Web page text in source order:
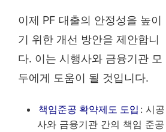
이제 PF 대출의 안정성을 높이
기 위한 개선 방안을 제안합니
다. 이는 시행사와 금융기관 모
두에게 도움이 될 것입니다.
책임준공 확약제도 도입 : 시공
사와 금융기관 간의 책임 준공